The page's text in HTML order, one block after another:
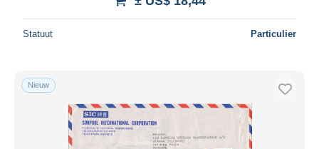
Statuut Particulier
Nieuw